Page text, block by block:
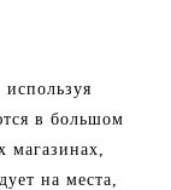
в большом
магазинах,
на места,